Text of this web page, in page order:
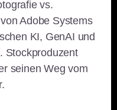
vs.
Adobe Systems
KI, GenAI und
Stockproduzent
seinen Weg vom